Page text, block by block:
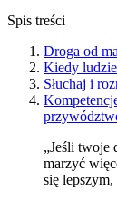
Spis treści
Droga od
Kiedy
Słuchaj i
„Jeśli twoje
marzyć
się lepszym,